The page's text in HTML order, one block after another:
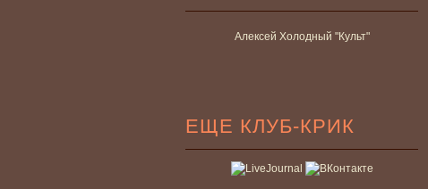
Алексей Холодный "Культ"
ЕЩЕ КЛУБ-КРИК